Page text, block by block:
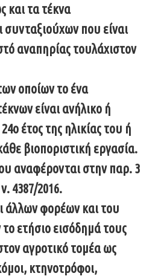
και τα τέκνα
που είναι
αναπηρίας τουλάχιστον
οποίων το ένα
είναι ανήλικο ή
έτος της ηλικίας του ή
βιοποριστική εργασία.
αναφέρονται στην παρ. 3
4387/2016.
άλλων φορέων και του
ετήσιο εισόδημά τους
αγροτικό τομέα ως
κτηνοτρόφοι,